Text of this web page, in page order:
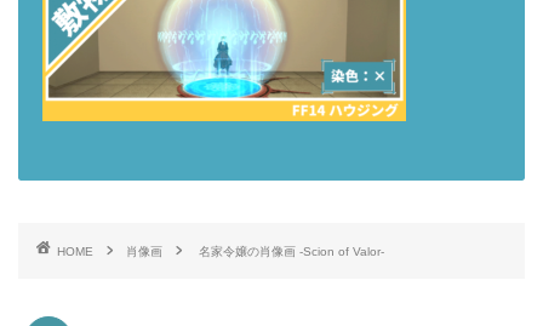
HOME 肖像画 名家令嬢の肖像画 -Scion of Valor-